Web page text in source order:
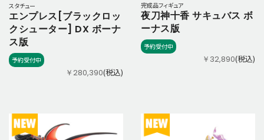
スタチュー
エンプレス[ブラックロッ
クシューター] DX ボーナ
ス版
予約受付中
￥280,390(税込)
完成品フィギュア
夜刀神十香 サキュバス ボ
ーナス版
予約受付中
￥32,890(税込)